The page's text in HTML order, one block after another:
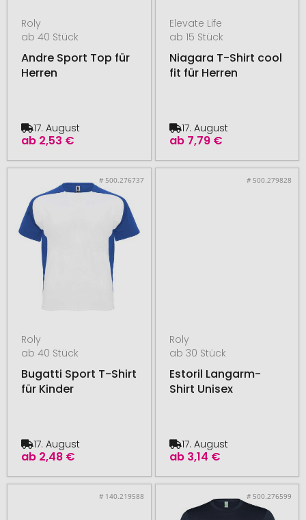
Roly
ab 40 Stück
Andre Sport Top für
Herren
ab 2,53 €
17. August
Elevate Life
ab 15 Stück
Niagara T-Shirt cool
fit für Herren
ab 7,79 €
17. August
# 500.276737
Roly
ab 40 Stück
Bugatti Sport T-Shirt
für Kinder
ab 2,48 €
17. August
# 500.279828
Roly
ab 30 Stück
Estoril Langarm-
Shirt Unisex
ab 3,14 €
17. August
# 140.219588 # 500.276599